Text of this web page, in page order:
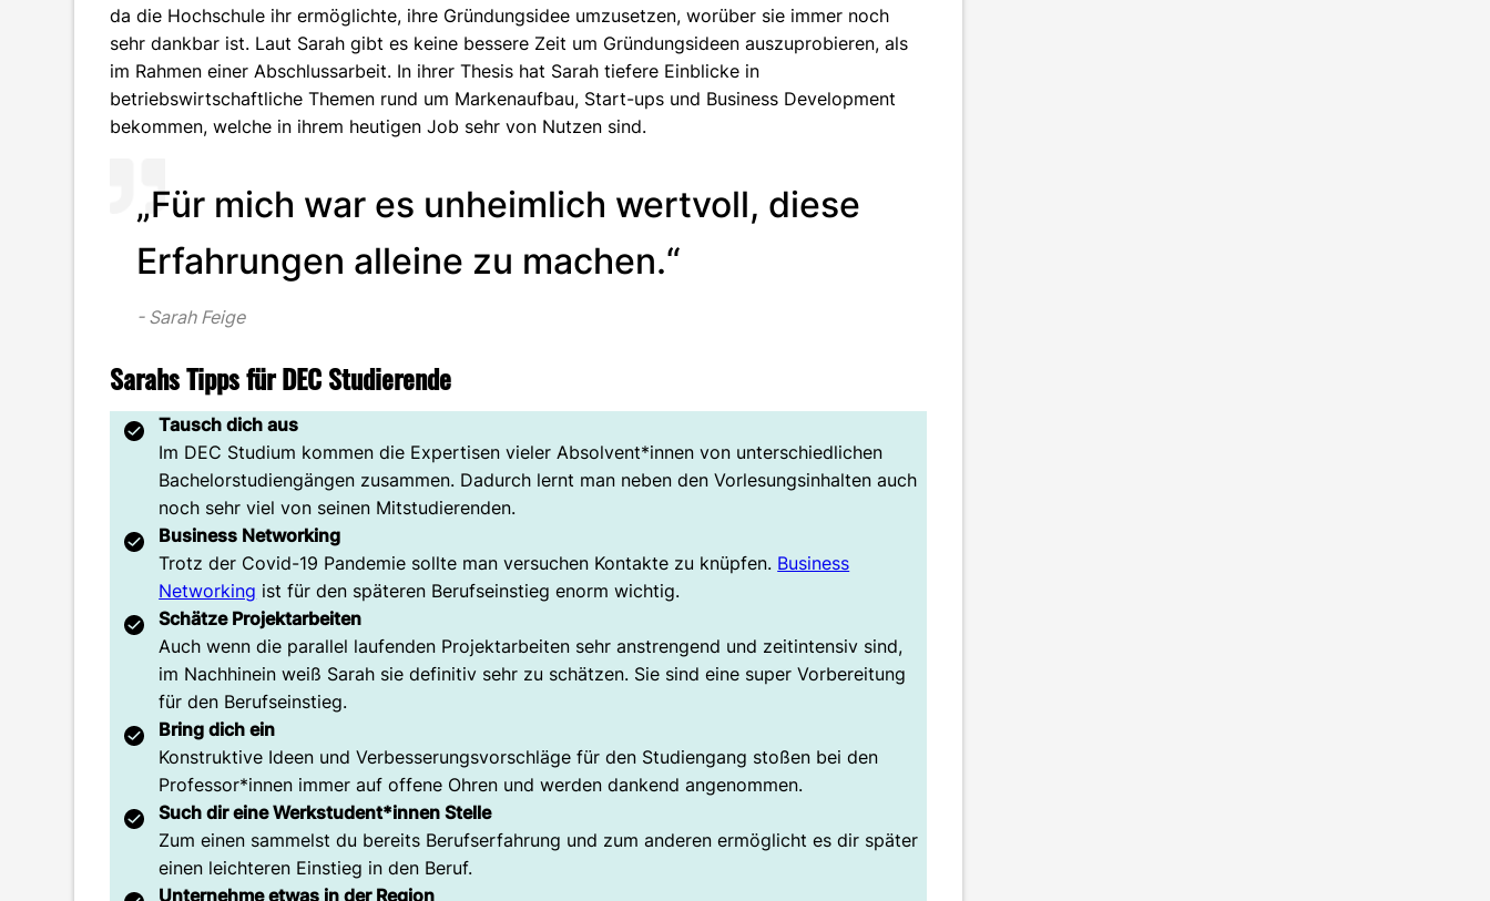
da die Hochschule ihr ermöglichte, ihre Gründungsidee umzusetzen, worüber sie immer noch
sehr dankbar ist. Laut Sarah gibt es keine bessere Zeit um Gründungsideen auszuprobieren, als
im Rahmen einer Abschlussarbeit. In ihrer Thesis hat Sarah tiefere Einblicke in
betriebswirtschaftliche Themen rund um Markenaufbau, Start-ups und Business Development
bekommen, welche in ihrem heutigen Job sehr von Nutzen sind.
„Für mich war es unheimlich wertvoll, diese
Erfahrungen alleine zu machen.“
Sarah Feige
Sarahs Tipps für DEC Studierende
Tausch dich aus
Im DEC Studium kommen die Expertisen vieler Absolvent*innen von unterschiedlichen
Bachelorstudiengängen zusammen. Dadurch lernt man neben den Vorlesungsinhalten auch
noch sehr viel von seinen Mitstudierenden.
Business Networking
Trotz der Covid-19 Pandemie sollte man versuchen Kontakte zu knüpfen. Business
Networking ist für den späteren Berufseinstieg enorm wichtig.
Schätze Projektarbeiten
Auch wenn die parallel laufenden Projektarbeiten sehr anstrengend und zeitintensiv sind,
im Nachhinein weiß Sarah sie definitiv sehr zu schätzen. Sie sind eine super Vorbereitung
für den Berufseinstieg.
Bring dich ein
Konstruktive Ideen und Verbesserungsvorschläge für den Studiengang stoßen bei den
Professor*innen immer auf offene Ohren und werden dankend angenommen.
Such dir eine Werkstudent*innen Stelle
Zum einen sammelst du bereits Berufserfahrung und zum anderen ermöglicht es dir später
einen leichteren Einstieg in den Beruf.
Unternehme etwas in der Region